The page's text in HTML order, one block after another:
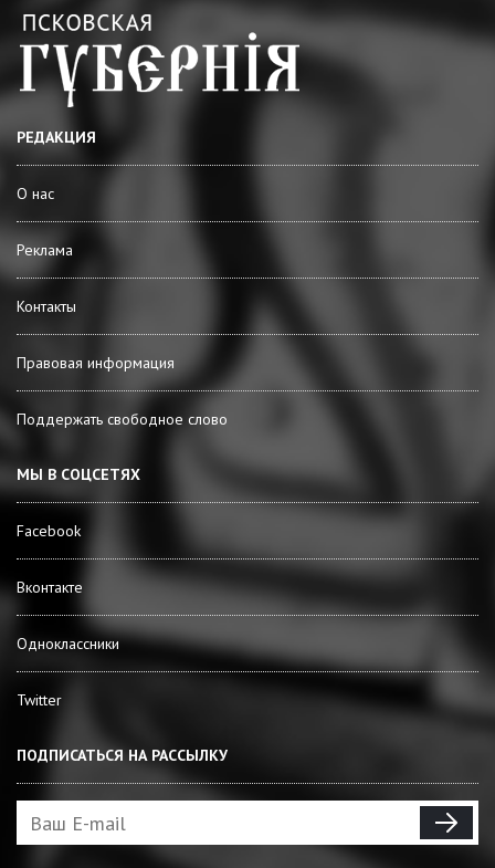
РЕДАКЦИЯ
О нас
Реклама
Контакты
Правовая информация
Поддержать свободное слово
МЫ В СОЦСЕТЯХ
Facebook
Вконтакте
Одноклассники
Twitter
ПОДПИСАТЬСЯ НА РАССЫЛКУ